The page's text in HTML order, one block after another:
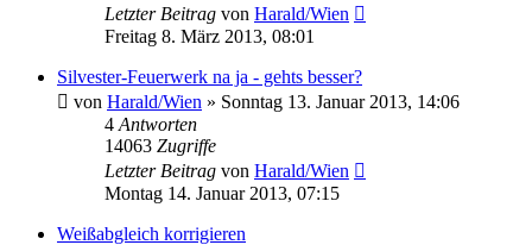
Letzter Beitrag von Harald/Wien
Freitag 8. März 2013, 08:01
Silvester-Feuerwerk na ja - gehts besser?
von Harald/Wien » Sonntag 13. Januar 2013, 14:06
4 Antworten
14063 Zugriffe
Letzter Beitrag von Harald/Wien
Montag 14. Januar 2013, 07:15
Weißabgleich korrigieren